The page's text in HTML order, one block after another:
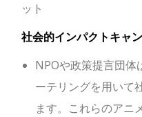
ット
社会的インパクトキャ
NPOや政策提言団体
ーテリングを用いて
ます。これらのアニ